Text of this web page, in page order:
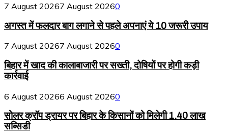
7 August 20267 August 20260
अगस्त में फलदार बाग लगाने से पहले अपनाएं ये 10 जरूरी उपाय
7 August 20267 August 20260
बिहार में खाद की कालाबाजारी पर सख्ती, दोषियों पर होगी कड़ी
कार्रवाई
6 August 20266 August 20260
सोलर क्रॉप ड्रायर पर बिहार के किसानों को मिलेगी 1.40 लाख
सब्सिडी